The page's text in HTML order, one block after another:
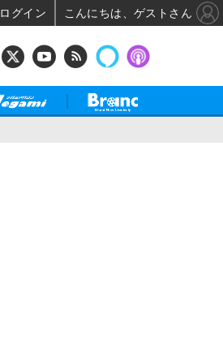
ログイン こんにちは、ゲストさん